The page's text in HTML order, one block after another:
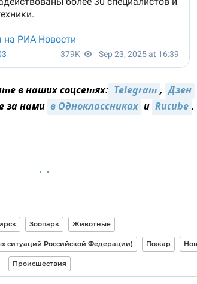
в наших соцсетях: Telegram, Дзен
за нами в Одноклассниках и Rutube.
Зоопарк Животные
ситуаций Российской Федерации) Пожар
Происшествия